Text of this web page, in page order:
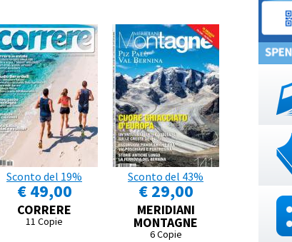
Sconto del 19%
€ 49,00
CORRERE
11 Copie
Sconto del 43%
€ 29,00
MERIDIANI
MONTAGNE
6 Copie